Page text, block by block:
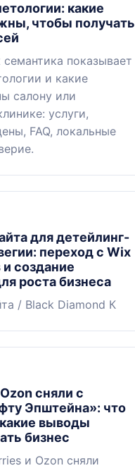
какие
чтобы получать
показывает
и какие
салону или
услуги,
FAQ, локальные
для детейлинг-
переход с Wix
создание
роста бизнеса
/ Black Diamond К
сняли с
Эпштейна»: что
выводы
бизнес
и Ozon сняли